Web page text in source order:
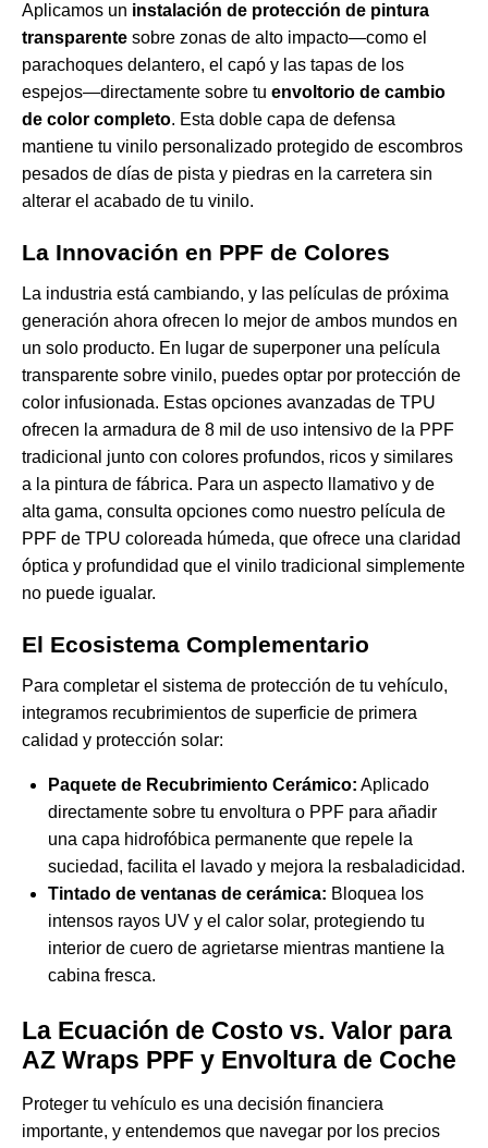
Aplicamos un instalación de protección de pintura
transparente sobre zonas de alto impacto—como el
parachoques delantero, el capó y las tapas de los
espejos—directamente sobre tu envoltorio de cambio
de color completo. Esta doble capa de defensa
mantiene tu vinilo personalizado protegido de escombros
pesados de días de pista y piedras en la carretera sin
alterar el acabado de tu vinilo.
La Innovación en PPF de Colores
La industria está cambiando, y las películas de próxima
generación ahora ofrecen lo mejor de ambos mundos en
un solo producto. En lugar de superponer una película
transparente sobre vinilo, puedes optar por protección de
color infusionada. Estas opciones avanzadas de TPU
ofrecen la armadura de 8 mil de uso intensivo de la PPF
tradicional junto con colores profundos, ricos y similares
a la pintura de fábrica. Para un aspecto llamativo y de
alta gama, consulta opciones como nuestro película de
PPF de TPU coloreada húmeda, que ofrece una claridad
óptica y profundidad que el vinilo tradicional simplemente
no puede igualar.
El Ecosistema Complementario
Para completar el sistema de protección de tu vehículo,
integramos recubrimientos de superficie de primera
calidad y protección solar:
Paquete de Recubrimiento Cerámico: Aplicado
directamente sobre tu envoltura o PPF para añadir
una capa hidrofóbica permanente que repele la
suciedad, facilita el lavado y mejora la resbaladicidad.
Tintado de ventanas de cerámica: Bloquea los
intensos rayos UV y el calor solar, protegiendo tu
interior de cuero de agrietarse mientras mantiene la
cabina fresca.
La Ecuación de Costo vs. Valor para
AZ Wraps PPF y Envoltura de Coche
Proteger tu vehículo es una decisión financiera
importante, y entendemos que navegar por los precios